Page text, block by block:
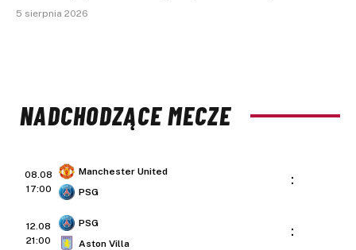
5 sierpnia 2026
NADCHODZĄCE MECZE
08.08
17:00
Manchester United
PSG
:
12.08
21:00
PSG
Aston Villa
: